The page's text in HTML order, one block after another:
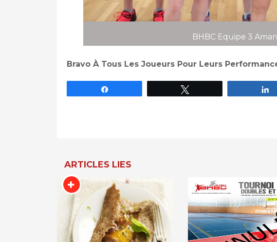
BHBC Equipe 3
Bravo À Tous Les Joueurs Pour Leurs
ARTICLES LIES